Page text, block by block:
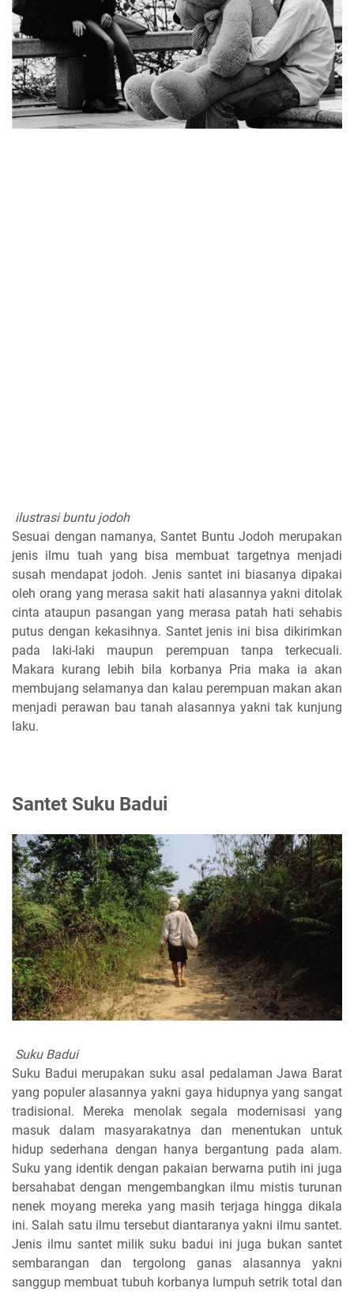
ilustrasi buntu jodoh
Sesuai dengan namanya, Santet Buntu Jodoh merupakan
jenis ilmu tuah yang bisa membuat targetnya menjadi
susah mendapat jodoh. Jenis santet ini biasanya dipakai
oleh orang yang merasa sakit hati alasannya yakni ditolak
cinta ataupun pasangan yang merasa patah hati sehabis
putus dengan kekasihnya. Santet jenis ini bisa dikirimkan
pada laki-laki maupun perempuan tanpa terkecuali.
Makara kurang lebih bila korbanya Pria maka ia akan
membujang selamanya dan kalau perempuan makan akan
menjadi perawan bau tanah alasannya yakni tak kunjung
laku.
Santet Suku Badui
Suku Badui
Suku Badui merupakan suku asal pedalaman Jawa Barat
yang populer alasannya yakni gaya hidupnya yang sangat
tradisional. Mereka menolak segala modernisasi yang
masuk dalam masyarakatnya dan menentukan untuk
hidup sederhana dengan hanya bergantung pada alam.
Suku yang identik dengan pakaian berwarna putih ini juga
bersahabat dengan mengembangkan ilmu mistis turunan
nenek moyang mereka yang masih terjaga hingga dikala
ini. Salah satu ilmu tersebut diantaranya yakni ilmu santet.
Jenis ilmu santet milik suku badui ini juga bukan santet
sembarangan dan tergolong ganas alasannya yakni
sanggup membuat tubuh korbanya lumpuh setrik total dan